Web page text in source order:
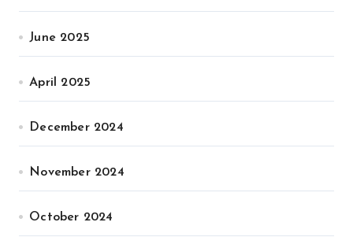
June 2025
April 2025
December 2024
November 2024
October 2024